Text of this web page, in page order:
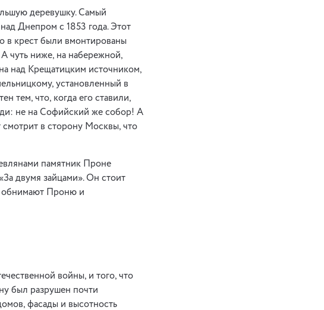
деревушку. Самый
Днепром с 1853 года. Этот
в крест были вмонтированы
чуть ниже, на набережной,
над Крещатицким источником,
установленный в
тем, что, когда его ставили,
не на Софийский же собор! А
в сторону Москвы, что
памятник Проне
двумя зайцами». Он стоит
обнимают Проню и
войны, и того, что
был разрушен почти
фасады и высотность